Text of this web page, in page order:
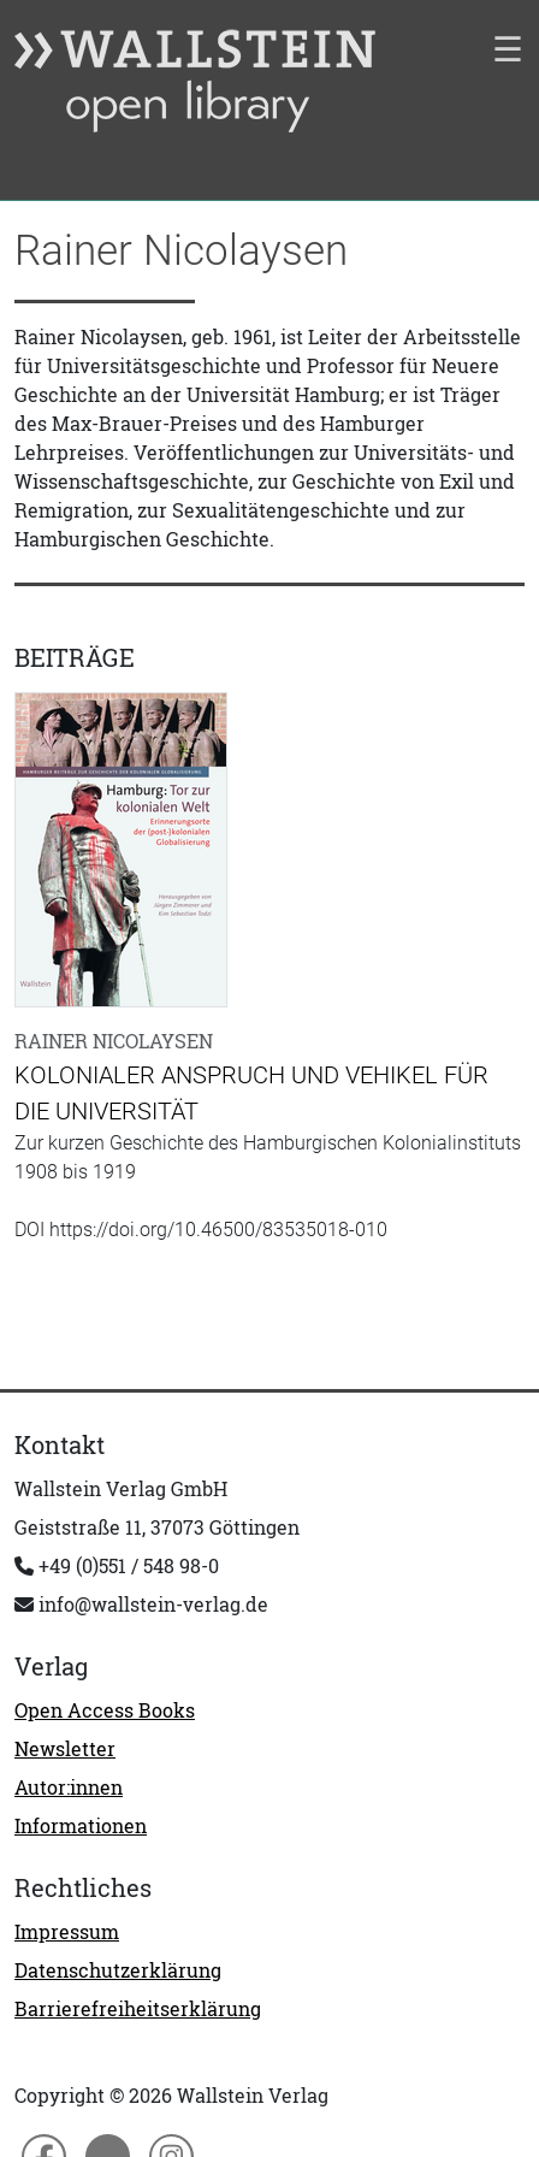
☰
Rainer Nicolaysen
Rainer Nicolaysen, geb. 1961, ist Leiter der Arbeitsstelle
für Universitätsgeschichte und Professor für Neuere
Geschichte an der Universität Hamburg; er ist Träger
des Max-Brauer-Preises und des Hamburger
Lehrpreises. Veröffentlichungen zur Universitäts- und
Wissenschaftsgeschichte, zur Geschichte von Exil und
Remigration, zur Sexualitätengeschichte und zur
Hamburgischen Geschichte.
BEITRÄGE
RAINER NICOLAYSEN
KOLONIALER ANSPRUCH UND VEHIKEL FÜR
DIE UNIVERSITÄT
Zur kurzen Geschichte des Hamburgischen Kolonialinstituts
1908 bis 1919
DOI https://doi.org/10.46500/83535018-010
Kontakt
Wallstein Verlag GmbH
Geiststraße 11, 37073 Göttingen
+49 (0)551 / 548 98-0
info@wallstein-verlag.de
Verlag
Open Access Books
Newsletter
Autor:innen
Informationen
Rechtliches
Impressum
Datenschutzerklärung
Barrierefreiheitserklärung
Copyright © 2026 Wallstein Verlag